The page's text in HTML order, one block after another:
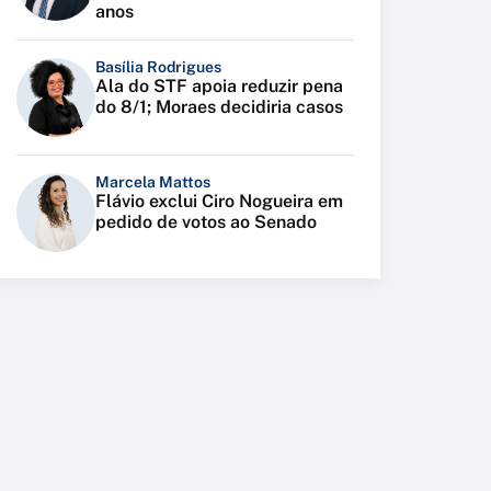
anos
Basília Rodrigues
Ala do STF apoia reduzir pena
do 8/1; Moraes decidiria casos
Marcela Mattos
Flávio exclui Ciro Nogueira em
pedido de votos ao Senado